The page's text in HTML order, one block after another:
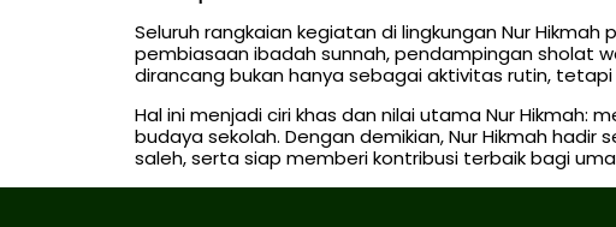
Seluruh rangkaian kegiatan di lingkungan Nur
pembiasaan ibadah sunnah, pendampingan sholat
dirancang bukan hanya sebagai aktivitas rutin,
Hal ini menjadi ciri khas dan nilai utama Nur Hikmah:
budaya sekolah. Dengan demikian, Nur Hikmah
saleh, serta siap memberi kontribusi terbaik bagi